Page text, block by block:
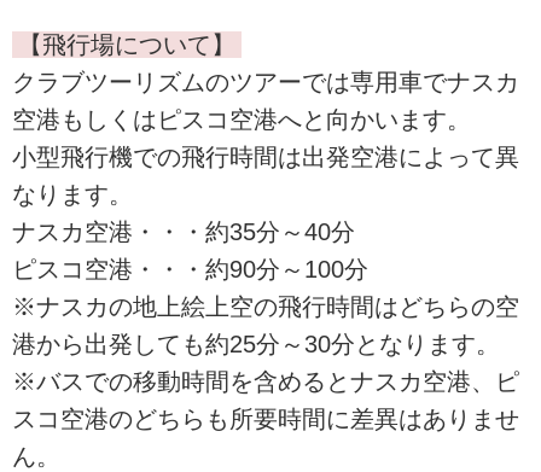
【飛行場について】
クラブツーリズムのツアーでは専用車でナスカ
空港もしくはピスコ空港へと向かいます。
小型飛行機での飛行時間は出発空港によって異
なります。
ナスカ空港・・・約35分～40分
ピスコ空港・・・約90分～100分
※ナスカの地上絵上空の飛行時間はどちらの空
港から出発しても約25分～30分となります。
※バスでの移動時間を含めるとナスカ空港、ピ
スコ空港のどちらも所要時間に差異はありませ
ん。